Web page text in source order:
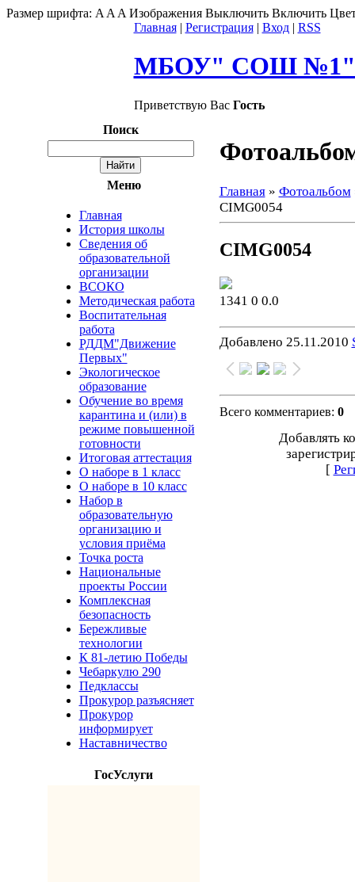
Размер шрифта: A A A Изображения Выключить Включить
Главная| Регистрация| Вход| RSS
МБОУ" СОШ №1"
Приветствую Вас Гость
Поиск
Меню
Главная
История школы
Сведения об
образовательной
организации
ВСОКО
Методическая работа
Воспитательная
работа
РДДМ"Движение
Первых"
Экологическое
образование
Обучение во время
карантина и (или) в
режиме повышенной
готовности
Итоговая аттестация
О наборе в 1 класс
О наборе в 10 класс
Набор в
образовательную
организацию и
условия приёма
Точка роста
Национальные
проекты России
Комплексная
безопасность
Бережливые
технологии
К 81-летию Победы
Чебаркулю 290
Педклассы
Прокурор разъясняет
Прокурор
информирует
Наставничество
ГосУслуги
Главная» Фотоальбом
CIMG0054
CIMG0054
1341 0 0.0
Добавлено 25.11.2010
Всего комментариев: 0
Добавлять
[